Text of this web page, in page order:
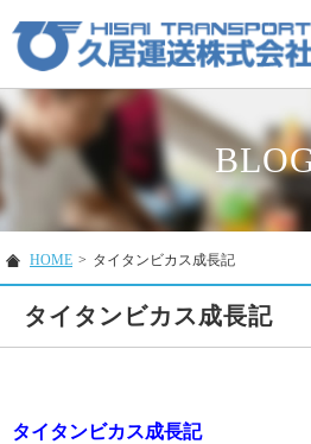
HOME > タイタンビカス成長記
タイタンビカス成長記
タイタンビカス成長記